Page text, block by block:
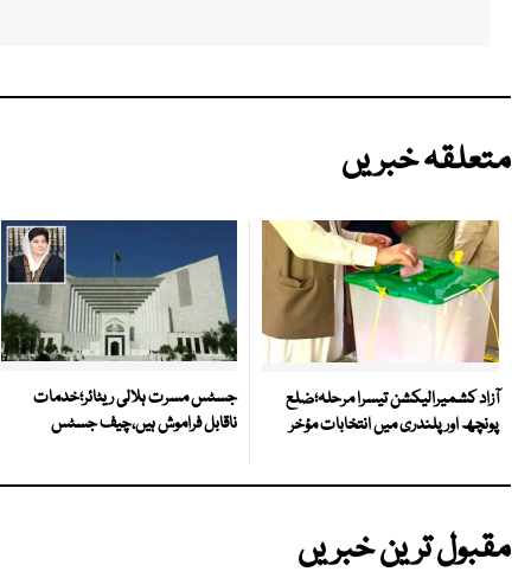
متعلقہ خبریں
آزاد کشمیرالیکشن تیسرا مرحلہ؛ضلع
پونچھ اور پلندری میں انتخابات مؤخر
جسٹس مسرت ہلالی ریٹائر؛خدمات
ناقابل فراموش ہیں،چیف جسٹس
مقبول ترین خبریں